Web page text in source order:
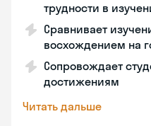
трудности в
Сравнивает
восхождением на
Сопровождает
достижениям
Читать дальше